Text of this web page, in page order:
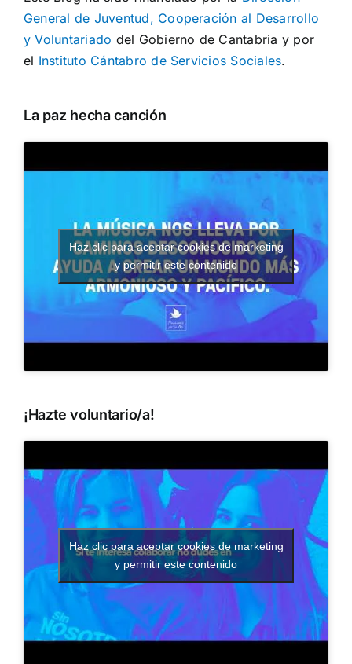
General de Juventud, Cooperación al Desarrollo
y Voluntariado del Gobierno de Cantabria y por
el Instituto Cántabro de Servicios Sociales.
La paz hecha canción
Haz clic para aceptar cookies de marketing
y permitir este contenido
¡Hazte voluntario/a!
Haz clic para aceptar cookies de marketing
y permitir este contenido